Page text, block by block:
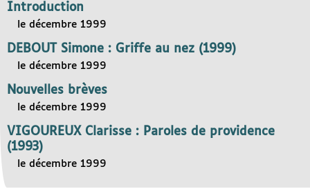
Introduction
le décembre 1999
DEBOUT Simone : Griffe au nez (1999)
le décembre 1999
Nouvelles brèves
le décembre 1999
VIGOUREUX Clarisse : Paroles de providence
(1993)
le décembre 1999